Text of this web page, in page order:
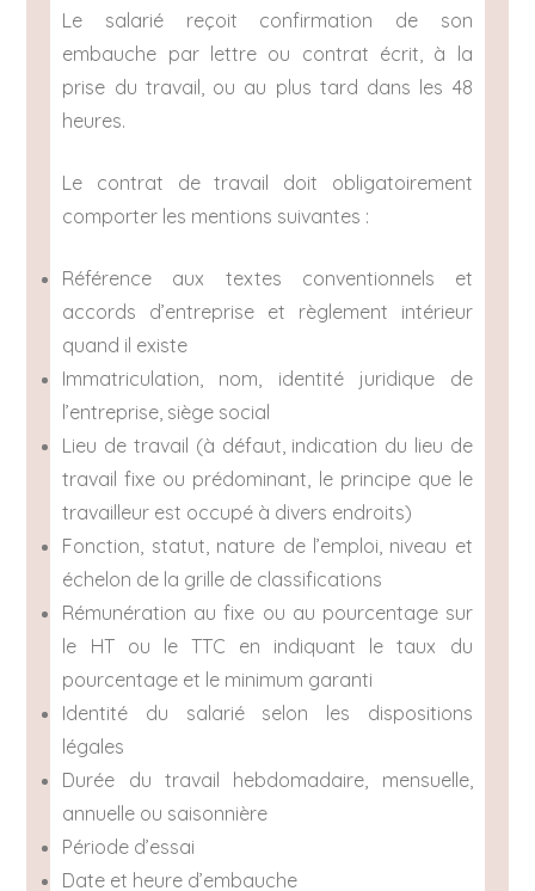
Le salarié reçoit confirmation de son
embauche par lettre ou contrat écrit, à la
prise du travail, ou au plus tard dans les 48
heures.
Le contrat de travail doit obligatoirement
comporter les mentions suivantes :
Référence aux textes conventionnels et
accords d’entreprise et règlement intérieur
quand il existe
Immatriculation, nom, identité juridique de
l’entreprise, siège social
Lieu de travail (à défaut, indication du lieu de
travail fixe ou prédominant, le principe que le
travailleur est occupé à divers endroits)
Fonction, statut, nature de l’emploi, niveau et
échelon de la grille de classifications
Rémunération au fixe ou au pourcentage sur
le HT ou le TTC en indiquant le taux du
pourcentage et le minimum garanti
Identité du salarié selon les dispositions
légales
Durée du travail hebdomadaire, mensuelle,
annuelle ou saisonnière
Période d’essai
Date et heure d’embauche